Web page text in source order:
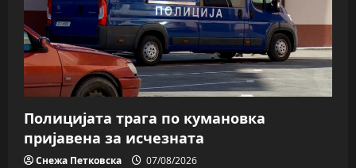
Полицијата трага пo кумановка
пријавена за исчезната
Снежа Петковска 07/08/2026